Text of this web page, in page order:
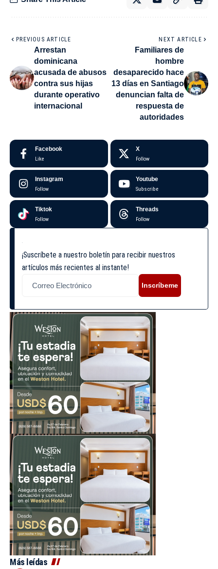
PREVIOUS ARTICLE
Arrestan
dominicana
acusada de abusos
contra sus hijas
durante operativo
internacional
NEXT ARTICLE
Familiares de
hombre
desaparecido hace
13 días en Santiago
denuncian falta de
respuesta de
autoridades
Facebook
Like
X
Follow
Instagram
Follow
Youtube
Subscribe
Tiktok
Follow
Threads
Follow
¡Suscríbete a nuestro boletín para recibir nuestros
artículos más recientes al instante!
Inscríbeme
Más leídas